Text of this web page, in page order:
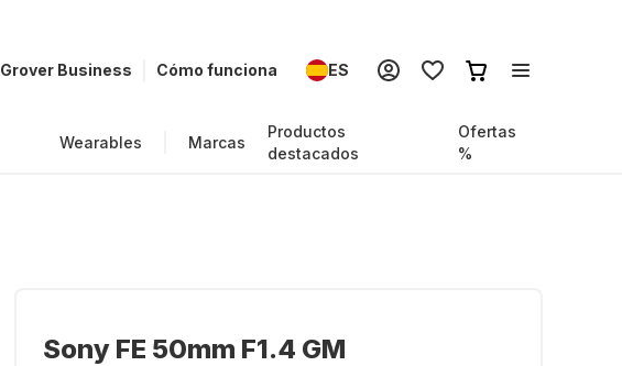
Grover Business Cómo funciona ES
Wearables Marcas
Productos
destacados
Ofertas
%
Sony FE 50mm F1.4 GM